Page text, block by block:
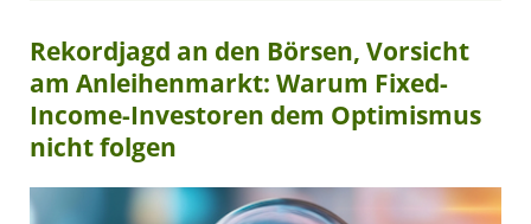
Rekordjagd an den Börsen, Vorsicht
am Anleihenmarkt: Warum Fixed-
Income-Investoren dem Optimismus
nicht folgen